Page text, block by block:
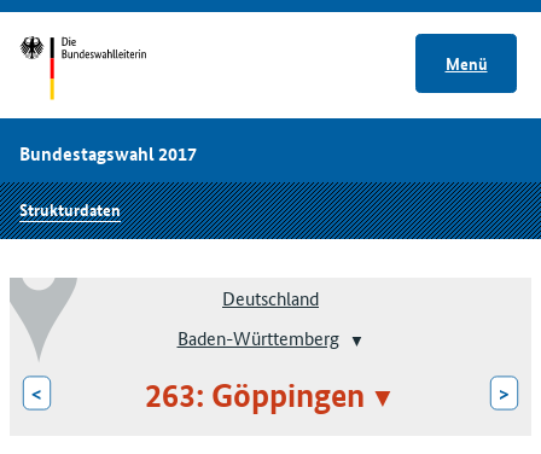
Menü
Bundestagswahl 2017
Strukturdaten
Deutschland
Baden-Württemberg
< 263: Göppingen >